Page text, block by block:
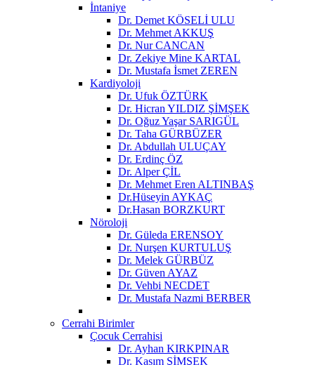
İntaniye
Dr. Demet KÖSELİ ULU
Dr. Mehmet AKKUŞ
Dr. Nur CANCAN
Dr. Zekiye Mine KARTAL
Dr. Mustafa İsmet ZEREN
Kardiyoloji
Dr. Ufuk ÖZTÜRK
Dr. Hicran YILDIZ ŞİMŞEK
Dr. Oğuz Yaşar SARIGÜL
Dr. Taha GÜRBÜZER
Dr. Abdullah ULUÇAY
Dr. Erdinç ÖZ
Dr. Alper ÇİL
Dr. Mehmet Eren ALTINBAŞ
Dr.Hüseyin AYKAÇ
Dr.Hasan BORZKURT
Nöroloji
Dr. Güleda ERENSOY
Dr. Nurşen KURTULUŞ
Dr. Melek GÜRBÜZ
Dr. Güven AYAZ
Dr. Vehbi NECDET
Dr. Mustafa Nazmi BERBER
Cerrahi Birimler
Çocuk Cerrahisi
Dr. Ayhan KIRKPINAR
Dr. Kasım ŞİMŞEK